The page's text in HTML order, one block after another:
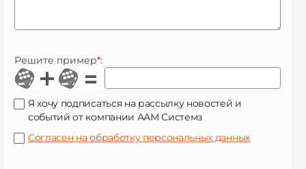
Решите пример*:
Я хочу подписаться на рассылку новостей и
событий от компании ААМ Системз
Согласен на обработку персональных данных